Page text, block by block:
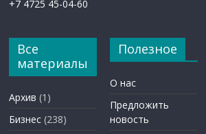
+7 4725 45-04-60
Все
материалы
Архив (1)
Бизнес (238)
Полезное
О нас
Предложить
новость